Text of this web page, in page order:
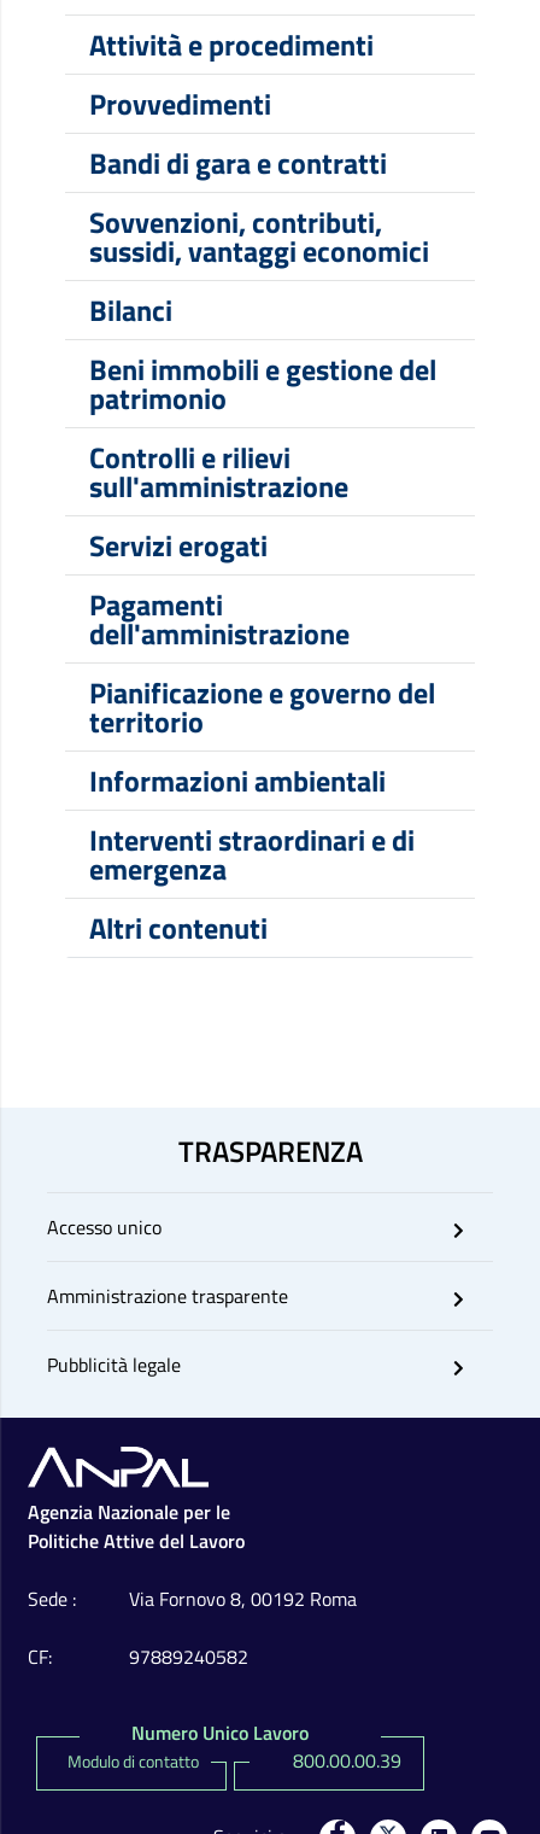
Attività e procedimenti
Provvedimenti
Bandi di gara e contratti
Sovvenzioni, contributi,
sussidi, vantaggi economici
Bilanci
Beni immobili e gestione del
patrimonio
Controlli e rilievi
sull'amministrazione
Servizi erogati
Pagamenti
dell'amministrazione
Pianificazione e governo del
territorio
Informazioni ambientali
Interventi straordinari e di
emergenza
Altri contenuti
TRASPARENZA
Accesso unico
Amministrazione trasparente
Pubblicità legale
Footer
Agenzia Nazionale per le
Politiche Attive del Lavoro
Sede
Via Fornovo 8, 00192 Roma
CF
97889240582
Numero Unico Lavoro
Modulo di contatto 800.00.00.39